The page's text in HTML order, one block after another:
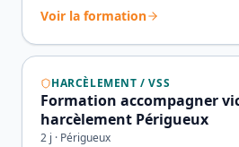
Voir la formation
HARCÈLEMENT / VSS
Formation accompagner
harcèlement Périgueux
2 j · Périgueux